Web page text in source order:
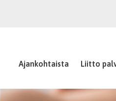
Ajankohtaista Liitto